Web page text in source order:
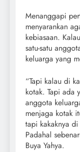
Menanggapi
menyarankan
kebiasaan.
satu-satu
keluarga yang
“Tapi kalau di
kotak. Tapi ada
anggota
menjaga kotak
tapi kakaknya
Padahal
Buya Yahya.